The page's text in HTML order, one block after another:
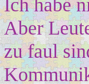
Ich habe
Aber
zu faul